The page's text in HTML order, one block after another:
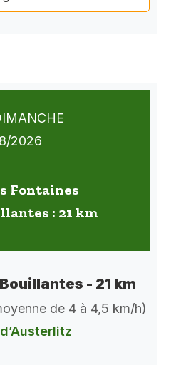
2026
Fontaines
: 21 km
- 21 km
de 4 à 4,5 km/h)